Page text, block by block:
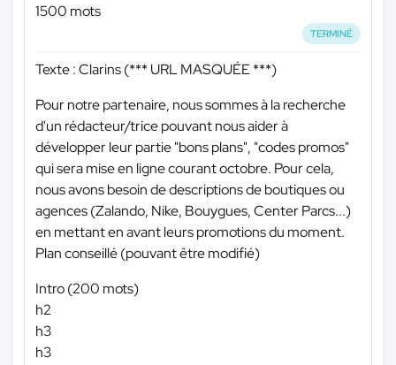
1500 mots
TERMINÉ
Texte : Clarins (*** URL MASQUÉE ***)
Pour notre partenaire, nous sommes à la recherche
d'un rédacteur/trice pouvant nous aider à
développer leur partie "bons plans", "codes promos"
qui sera mise en ligne courant octobre. Pour cela,
nous avons besoin de descriptions de boutiques ou
agences (Zalando, Nike, Bouygues, Center Parcs...)
en mettant en avant leurs promotions du moment.
Plan conseillé (pouvant être modifié)
Intro (200 mots)
h2
h3
h3